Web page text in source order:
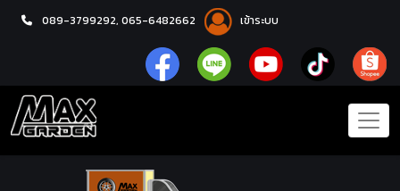
089-3799292, 065-6482662 เข้าระบบ
หน้าแรก